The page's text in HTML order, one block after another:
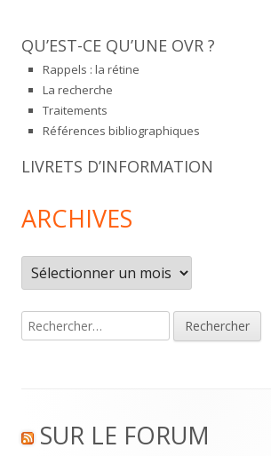
QU’EST-CE QU’UNE OVR ?
Rappels : la rétine
La recherche
Traitements
Références bibliographiques
LIVRETS D’INFORMATION
ARCHIVES
Archives
Rechercher :
Content
SUR LE FORUM